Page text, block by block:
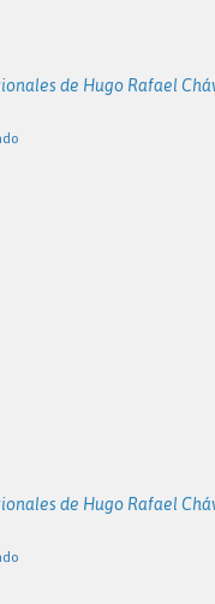
de Hugo Rafael
de Hugo Rafael